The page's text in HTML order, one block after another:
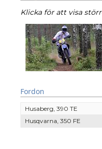
Klicka för att visa
Fordon
Husaberg, 390 TE
Husqvarna, 350 FE